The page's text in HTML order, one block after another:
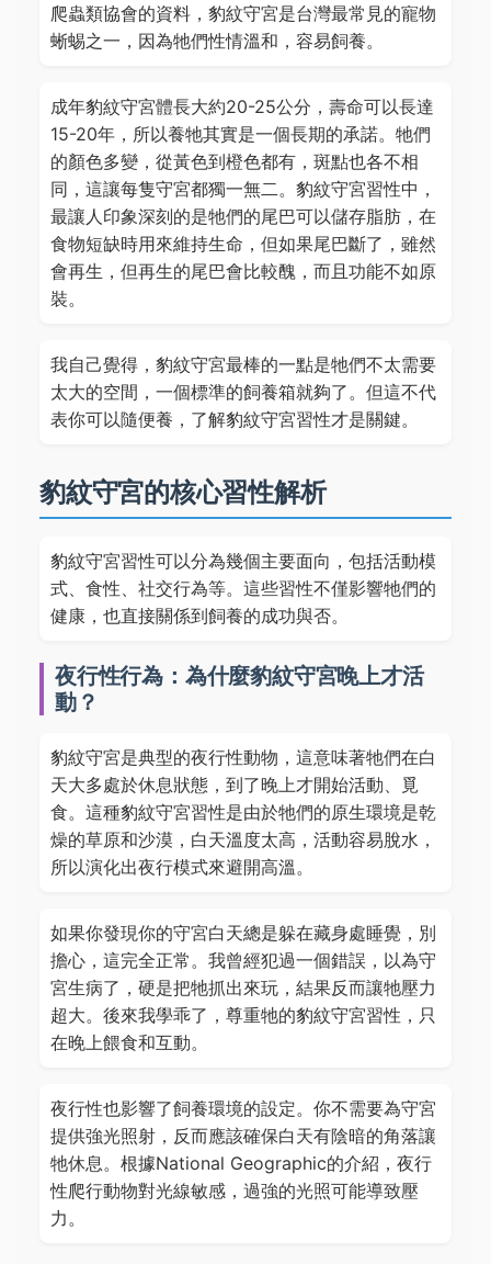
爬蟲類協會的資料，豹紋守宮是台灣最常見的寵物
蜥蜴之一，因為牠們性情溫和，容易飼養。
成年豹紋守宮體長大約20-25公分，壽命可以長達
15-20年，所以養牠其實是一個長期的承諾。牠們
的顏色多變，從黃色到橙色都有，斑點也各不相
同，這讓每隻守宮都獨一無二。豹紋守宮習性中，
最讓人印象深刻的是牠們的尾巴可以儲存脂肪，在
食物短缺時用來維持生命，但如果尾巴斷了，雖然
會再生，但再生的尾巴會比較醜，而且功能不如原
裝。
我自己覺得，豹紋守宮最棒的一點是牠們不太需要
太大的空間，一個標準的飼養箱就夠了。但這不代
表你可以隨便養，了解豹紋守宮習性才是關鍵。
豹紋守宮的核心習性解析
豹紋守宮習性可以分為幾個主要面向，包括活動模
式、食性、社交行為等。這些習性不僅影響牠們的
健康，也直接關係到飼養的成功與否。
夜行性行為：為什麼豹紋守宮晚上才活
動？
豹紋守宮是典型的夜行性動物，這意味著牠們在白
天大多處於休息狀態，到了晚上才開始活動、覓
食。這種豹紋守宮習性是由於牠們的原生環境是乾
燥的草原和沙漠，白天溫度太高，活動容易脫水，
所以演化出夜行模式來避開高溫。
如果你發現你的守宮白天總是躲在藏身處睡覺，別
擔心，這完全正常。我曾經犯過一個錯誤，以為守
宮生病了，硬是把牠抓出來玩，結果反而讓牠壓力
超大。後來我學乖了，尊重牠的豹紋守宮習性，只
在晚上餵食和互動。
夜行性也影響了飼養環境的設定。你不需要為守宮
提供強光照射，反而應該確保白天有陰暗的角落讓
牠休息。根據National Geographic的介紹，夜行
性爬行動物對光線敏感，過強的光照可能導致壓
力。